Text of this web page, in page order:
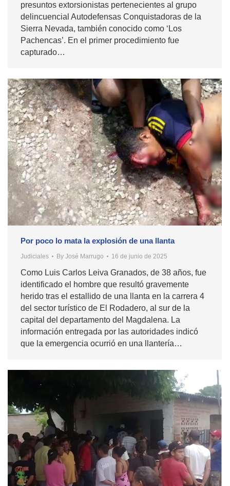
presuntos extorsionistas pertenecientes al grupo
delincuencial Autodefensas Conquistadoras de la
Sierra Nevada, también conocido como ‘Los
Pachencas’. En el primer procedimiento fue
capturado…
Por poco lo mata la explosión de una llanta
Judiciales By José Marrugo 16 de junio de 2025
Como Luis Carlos Leiva Granados, de 38 años, fue
identificado el hombre que resultó gravemente
herido tras el estallido de una llanta en la carrera 4
del sector turístico de El Rodadero, al sur de la
capital del departamento del Magdalena. La
información entregada por las autoridades indicó
que la emergencia ocurrió en una llantería…